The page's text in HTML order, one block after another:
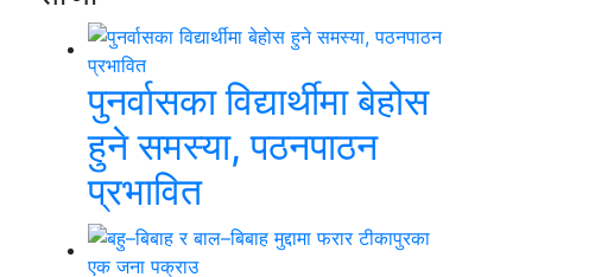
पुनर्वासका विद्यार्थीमा बेहोस
हुने समस्या, पठनपाठन
प्रभावित